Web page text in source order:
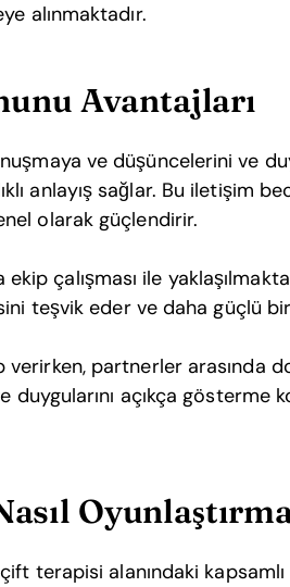
alınmaktadır.
Avantajları
ve düşüncelerini ve
anlayış sağlar. Bu iletişim
olarak güçlendirir.
çalışması ile
teşvik eder ve daha güçlü
verirken, partnerler arasında
açıkça gösterme
terapisi alanındaki